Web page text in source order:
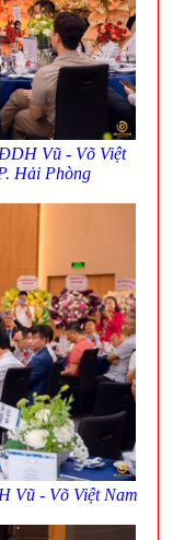
Vũ - Võ Việt
Hải Phòng
Vũ - Võ Việt Nam